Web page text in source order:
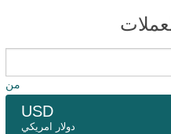
من
USD
دولار امريكي